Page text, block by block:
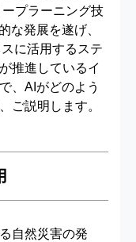
プラーニング技
な発展を遂げ、
に活用するステ
推進しているイ
、AIがどのよう
ご説明します。
自然災害の発